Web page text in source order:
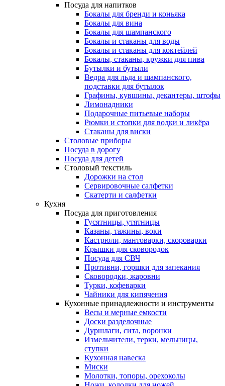
Посуда для напитков
Бокалы для бренди и коньяка
Бокалы для вина
Бокалы для шампанского
Бокалы и стаканы для воды
Бокалы и стаканы для коктейлей
Бокалы, стаканы, кружки для пива
Бутылки и бутыли
Ведра для льда и шампанского,
подставки для бутылок
Графины, кувшины, декантеры, штофы
Лимонадники
Подарочные питьевые наборы
Рюмки и стопки для водки и ликёра
Стаканы для виски
Столовые приборы
Посуда в дорогу
Посуда для детей
Столовый текстиль
Дорожки на стол
Сервировочные салфетки
Скатерти и салфетки
Кухня
Посуда для приготовления
Гусятницы, утятницы
Казаны, тажины, воки
Кастрюли, мантоварки, скороварки
Крышки для сковородок
Посуда для СВЧ
Противни, горшки для запекания
Сковородки, жаровни
Турки, кофеварки
Чайники для кипячения
Кухонные принадлежности и инструменты
Весы и мерные емкости
Доски разделочные
Дуршлаги, сита, воронки
Измельчители, терки, мельницы,
ступки
Кухонная навеска
Миски
Молотки, топоры, орехоколы